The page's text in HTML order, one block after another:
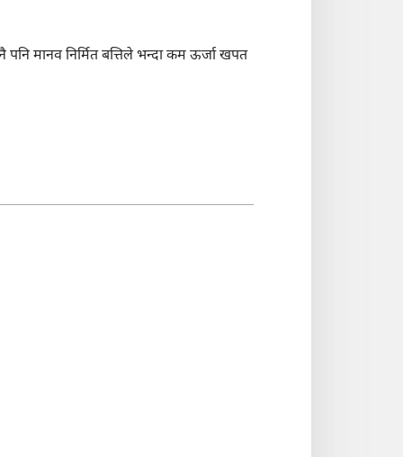
मानव निर्मित बत्तिले भन्दा कम ऊर्जा खपत